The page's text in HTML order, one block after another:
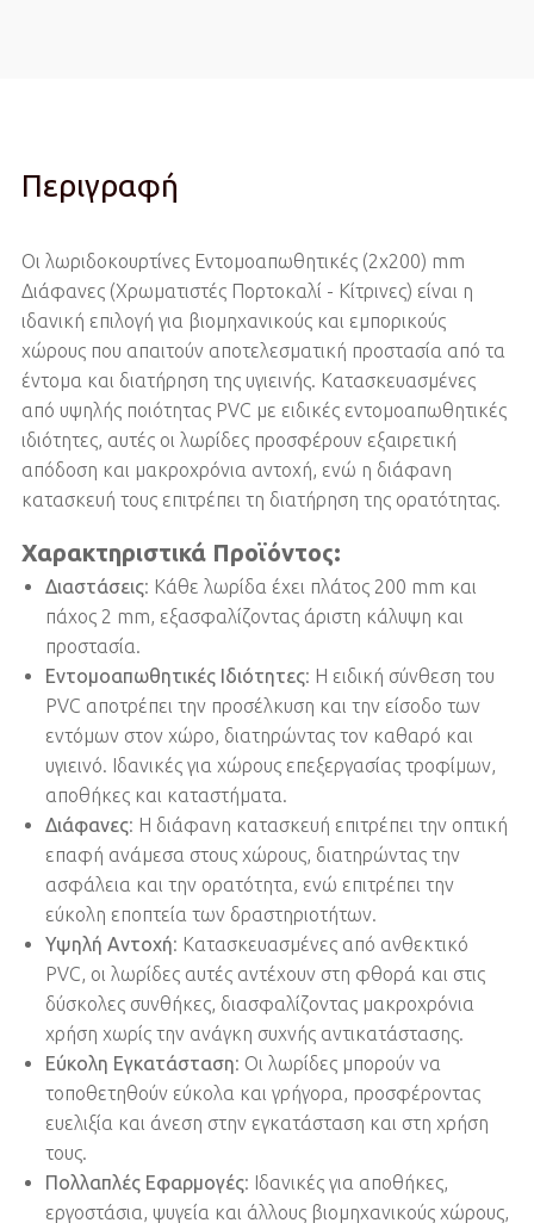
Περιγραφή
Οι λωριδοκουρτίνες Εντομοαπωθητικές (2x200) mm
Διάφανες (Χρωματιστές Πορτοκαλί - Κίτρινες) είναι η
ιδανική επιλογή για βιομηχανικούς και εμπορικούς
χώρους που απαιτούν αποτελεσματική προστασία από τα
έντομα και διατήρηση της υγιεινής. Κατασκευασμένες
από υψηλής ποιότητας PVC με ειδικές εντομοαπωθητικές
ιδιότητες, αυτές οι λωρίδες προσφέρουν εξαιρετική
απόδοση και μακροχρόνια αντοχή, ενώ η διάφανη
κατασκευή τους επιτρέπει τη διατήρηση της ορατότητας.
Χαρακτηριστικά Προϊόντος:
Διαστάσεις: Κάθε λωρίδα έχει πλάτος 200 mm και
πάχος 2 mm, εξασφαλίζοντας άριστη κάλυψη και
προστασία.
Εντομοαπωθητικές Ιδιότητες: Η ειδική σύνθεση του
PVC αποτρέπει την προσέλκυση και την είσοδο των
εντόμων στον χώρο, διατηρώντας τον καθαρό και
υγιεινό. Ιδανικές για χώρους επεξεργασίας τροφίμων,
αποθήκες και καταστήματα.
Διάφανες: Η διάφανη κατασκευή επιτρέπει την οπτική
επαφή ανάμεσα στους χώρους, διατηρώντας την
ασφάλεια και την ορατότητα, ενώ επιτρέπει την
εύκολη εποπτεία των δραστηριοτήτων.
Υψηλή Αντοχή: Κατασκευασμένες από ανθεκτικό
PVC, οι λωρίδες αυτές αντέχουν στη φθορά και στις
δύσκολες συνθήκες, διασφαλίζοντας μακροχρόνια
χρήση χωρίς την ανάγκη συχνής αντικατάστασης.
Εύκολη Εγκατάσταση: Οι λωρίδες μπορούν να
τοποθετηθούν εύκολα και γρήγορα, προσφέροντας
ευελιξία και άνεση στην εγκατάσταση και στη χρήση
τους.
Πολλαπλές Εφαρμογές: Ιδανικές για αποθήκες,
εργοστάσια, ψυγεία και άλλους βιομηχανικούς χώρους,